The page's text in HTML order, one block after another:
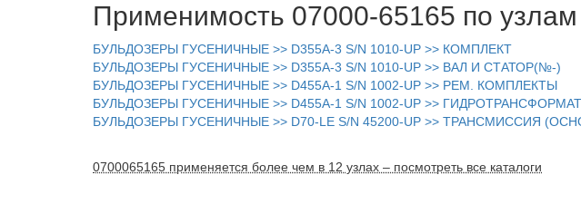
Применимость 07000-65165 по узлам
БУЛЬДОЗЕРЫ ГУСЕНИЧНЫЕ >> D355A-3 S/N 1010-UP >> КОМПЛЕКТ
БУЛЬДОЗЕРЫ ГУСЕНИЧНЫЕ >> D355A-3 S/N 1010-UP >> ВАЛ И СТАТОР(№-)
БУЛЬДОЗЕРЫ ГУСЕНИЧНЫЕ >> D455A-1 S/N 1002-UP >> РЕМ. КОМПЛЕКТЫ
БУЛЬДОЗЕРЫ ГУСЕНИЧНЫЕ >> D455A-1 S/N 1002-UP >>
БУЛЬДОЗЕРЫ ГУСЕНИЧНЫЕ >> D70-LE S/N 45200-UP >> ТРАНСМИССИЯ
0700065165 применяется более чем в 12 узлах – посмотреть все каталоги